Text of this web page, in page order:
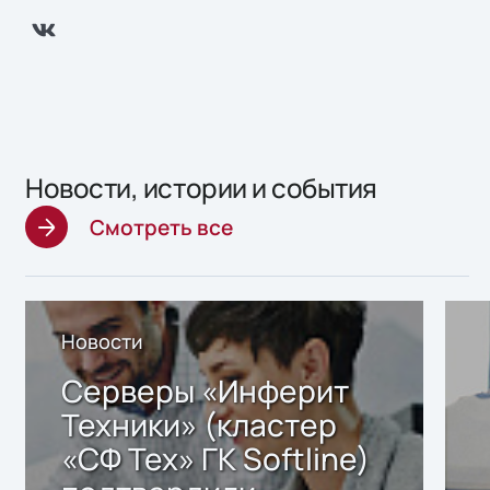
Новости, истории и события
Смотреть все
Новости
Серверы «Инферит
Техники» (кластер
«СФ Тех» ГК Softline)